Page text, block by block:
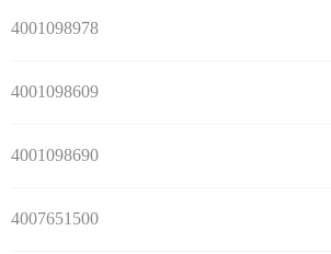
4001098978
4001098609
4001098690
4007651500